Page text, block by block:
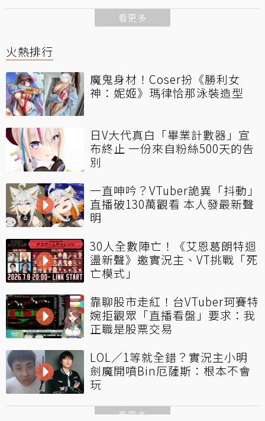
看更多
火熱排行
魔鬼身材！Coser扮《勝利女
神：妮姬》瑪律恰那泳裝造型
日V大代真白「畢業計數器」宣
布終止 一份來自粉絲500天的告
別
一直呻吟？VTuber詭異「抖動」
直播破130萬觀看 本人發最新聲
明
30人全數陣亡！《艾恩葛朗特迴
盪新聲》邀實況主、VT挑戰「死
亡模式」
靠聊股市走紅！台VTuber珂賽特
婉拒觀眾「直播看盤」要求：我
正職是股票交易
LOL／1等就全錯？實況主小明
劍魔開噴Bin厄薩斯：根本不會
玩
看更多